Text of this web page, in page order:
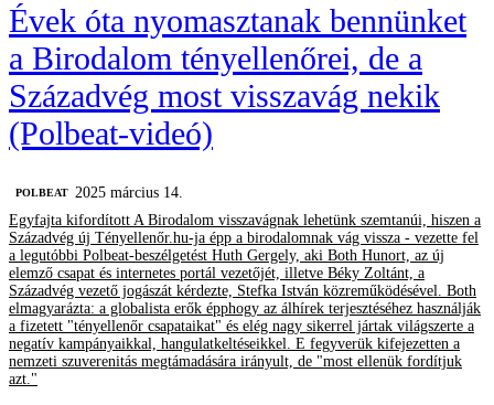
Évek óta nyomasztanak bennünket
a Birodalom tényellenőrei, de a
Századvég most visszavág nekik
(Polbeat-videó)
‎POLBEAT
2025 március 14.
Egyfajta kifordított A Birodalom visszavágnak lehetünk szemtanúi, hiszen a
Századvég új Tényellenőr.hu-ja épp a birodalomnak vág vissza - vezette fel
a legutóbbi Polbeat-beszélgetést Huth Gergely, aki Both Hunort, az új
elemző csapat és internetes portál vezetőjét, illetve Béky Zoltánt, a
Századvég vezető jogászát kérdezte, Stefka István közreműködésével. Both
elmagyarázta: a globalista erők épphogy az álhírek terjesztéséhez használják
a fizetett "tényellenőr csapataikat" és elég nagy sikerrel jártak világszerte a
negatív kampányaikkal, hangulatkeltéseikkel. E fegyverük kifejezetten a
nemzeti szuverenitás megtámadására irányult, de "most ellenük fordítjuk
azt."